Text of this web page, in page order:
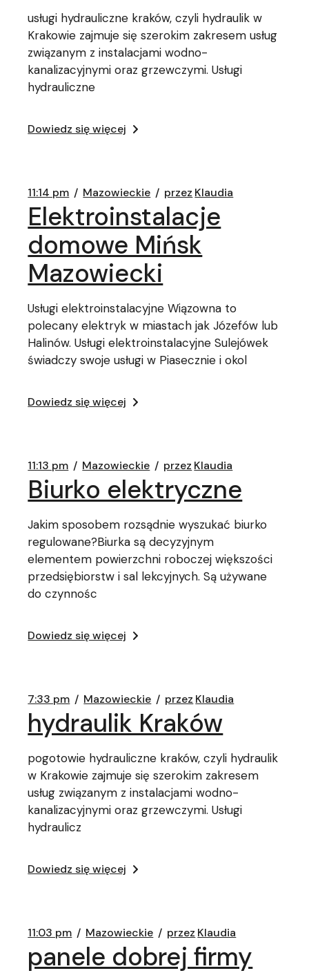
usługi hydrauliczne kraków, czyli hydraulik w
Krakowie zajmuje się szerokim zakresem usług
związanym z instalacjami wodno-
kanalizacyjnymi oraz grzewczymi. Usługi
hydrauliczne
Dowiedz się więcej
11:14 pm Mazowieckie przez Klaudia
Elektroinstalacje
domowe Mińsk
Mazowiecki
Usługi elektroinstalacyjne Wiązowna to
polecany elektryk w miastach jak Józefów lub
Halinów. Usługi elektroinstalacyjne Sulejówek
świadczy swoje usługi w Piasecznie i okol
Dowiedz się więcej
11:13 pm Mazowieckie przez Klaudia
Biurko elektryczne
Jakim sposobem rozsądnie wyszukać biurko
regulowane?Biurka są decyzyjnym
elementem powierzchni roboczej większości
przedsiębiorstw i sal lekcyjnych. Są używane
do czynnośc
Dowiedz się więcej
7:33 pm Mazowieckie przez Klaudia
hydraulik Kraków
pogotowie hydrauliczne kraków, czyli hydraulik
w Krakowie zajmuje się szerokim zakresem
usług związanym z instalacjami wodno-
kanalizacyjnymi oraz grzewczymi. Usługi
hydraulicz
Dowiedz się więcej
11:03 pm Mazowieckie przez Klaudia
panele dobrej firmy